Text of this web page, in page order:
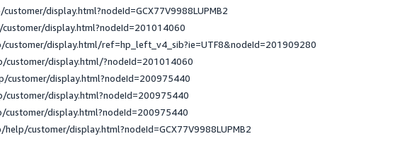
display.html?nodeId=GCX77V9988LUPMB2
display.html?nodeId=201014060
display.html/ref=hp_left_v4_sib?ie=UTF8&nodeId=201909280
display.html/?nodeId=201014060
customer/display.html?nodeId=200975440
display.html?nodeId=200975440
display.html?nodeId=200975440
customer/display.html?nodeId=GCX77V9988LUPMB2